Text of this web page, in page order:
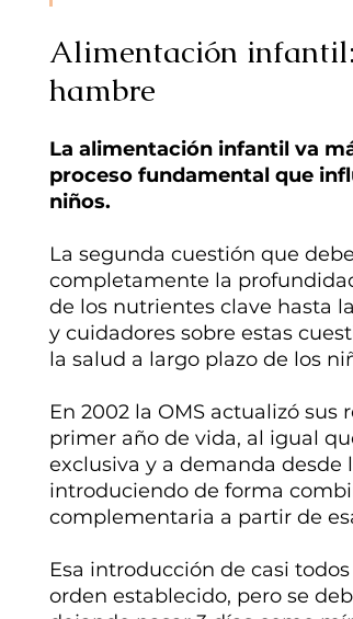
Alimentación
hambre
La alimentación infantil va
proceso fundamental que
niños.
La segunda cuestión que
completamente la
de los nutrientes clave hasta
y cuidadores sobre estas
la salud a largo plazo de los
En 2002 la OMS actualizó
primer año de vida, al igual
exclusiva y a demanda desde
introduciendo de forma
complementaria a partir de
Esa introducción de casi
orden establecido, pero se